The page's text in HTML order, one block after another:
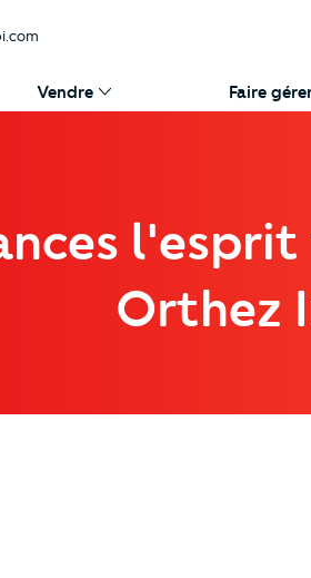
Vendre Faire
Orthez